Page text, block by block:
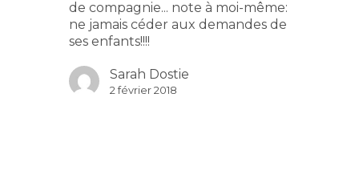
de compagnie... note à moi-même:
ne jamais céder aux demandes de
ses enfants!!!!
Sarah Dostie
2 février 2018